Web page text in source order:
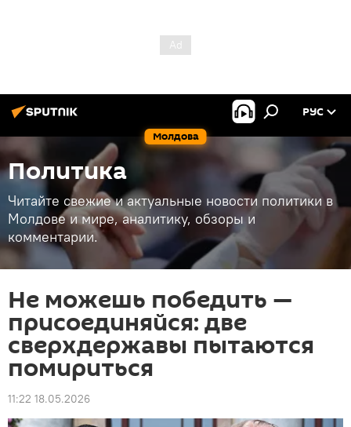
Молдова
РУС
Политика
Читайте свежие и актуальные новости политики в
Молдове и мире, аналитику, обзоры и
комментарии.
Не можешь победить —
присоединяйся: две
сверхдержавы пытаются
помириться
11:22 18.05.2026